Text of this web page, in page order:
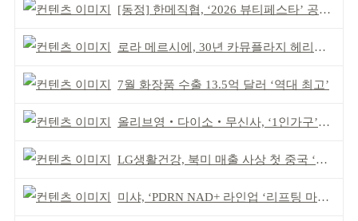
[동정] 한메직협, ‘2026 뷰티페스타’ 공동 주최
로라 메르시에, 30년 카뮤플라지 헤리티지 담아
7월 화장품 수출 13.5억 달러 ‘역대 최고’
올리브영‧다이소‧무신사, ‘1인가구’가 이끈다
LG생활건강, 북미 매출 사상 첫 중국 ‘추월’
미샤, ‘PDRN NAD+ 라인업 ‘리프팅 마스크’ 출시